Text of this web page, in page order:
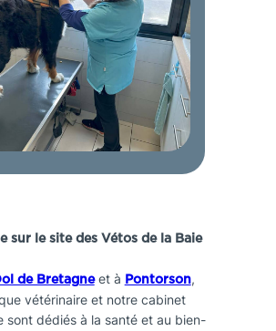
sur le site des Vétos de la Baie
de Bretagneet à Pontorson,
vétérinaire et notre cabinet
sont dédiés à la santé et au bien-